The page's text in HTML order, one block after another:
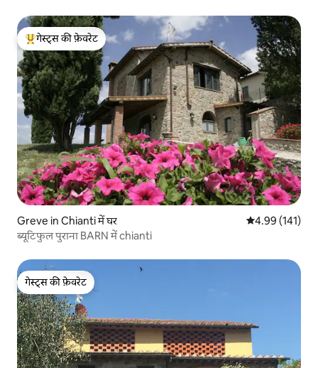
गेस्ट्स का टॉप फ़ेवरेट
गेस्ट्स की फ़ेवरेट
Greve in Chianti में घर औसत रेटिंग 5 में से
4.99 (141)
ब्यूटिफुल पुराना BARN में chianti
गेस्ट्स की फ़ेवरेट
गेस्ट्स की फ़ेवरेट